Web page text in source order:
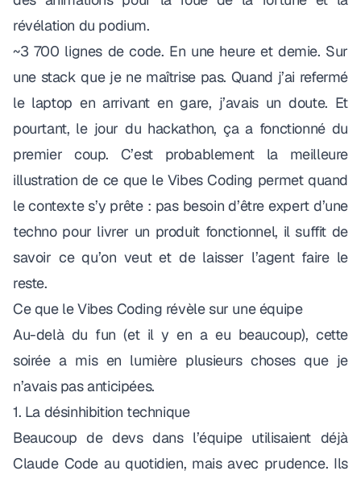
révélation du podium.
~3 700 lignes de code. En une heure et demie. Sur
une stack que je ne maîtrise pas. Quand j’ai refermé
le laptop en arrivant en gare, j’avais un doute. Et
pourtant, le jour du hackathon, ça a fonctionné du
premier coup. C’est probablement la meilleure
illustration de ce que le Vibes Coding permet quand
le contexte s’y prête : pas besoin d’être expert d’une
techno pour livrer un produit fonctionnel, il suffit de
savoir ce qu’on veut et de laisser l’agent faire le
reste.
Ce que le Vibes Coding révèle sur une équipe
Au-delà du fun (et il y en a eu beaucoup), cette
soirée a mis en lumière plusieurs choses que je
n’avais pas anticipées.
1. La désinhibition technique
Beaucoup de devs dans l’équipe utilisaient déjà
Claude Code au quotidien, mais avec prudence. Ils